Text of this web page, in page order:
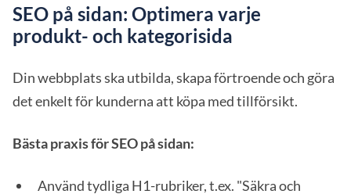
SEO på sidan: Optimera varje
produkt- och kategorisida
Din webbplats ska utbilda, skapa förtroende och göra
det enkelt för kunderna att köpa med tillförsikt.
Bästa praxis för SEO på sidan:
Använd tydliga H1-rubriker, t.ex. "Säkra och